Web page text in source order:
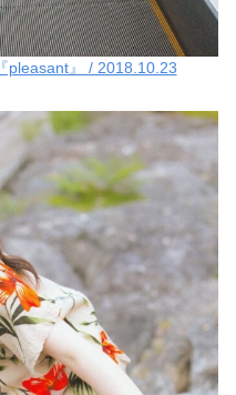
『pleasant』 / 2018.10.23